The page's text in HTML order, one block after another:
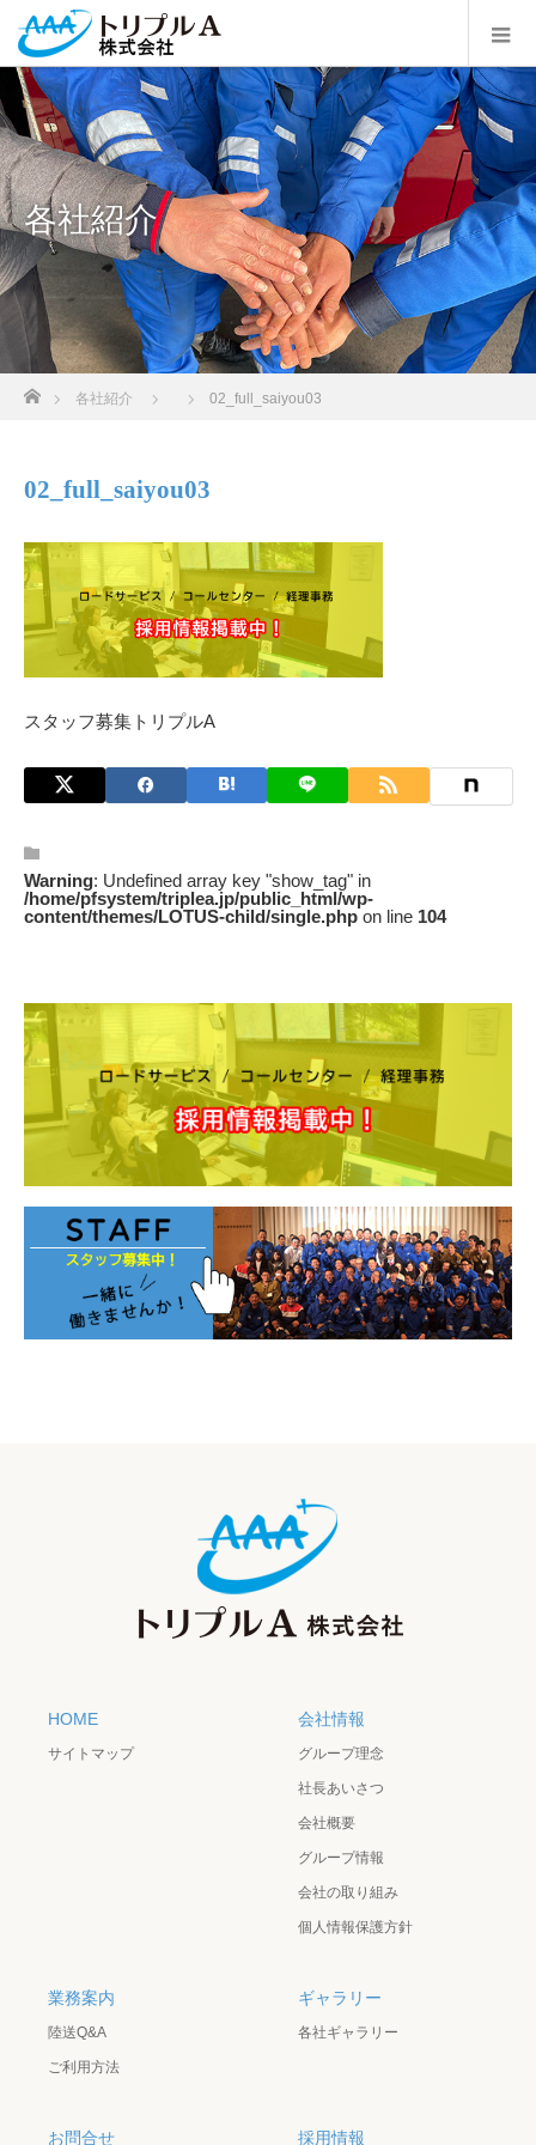
各社紹介
ホーム
各社紹介 02_full_saiyou03
02_full_saiyou03
スタッフ募集トリプルA
Warning: Undefined array key "show_tag" in
/home/pfsystem/triplea.jp/public_html/wp-
content/themes/LOTUS-child/single.php on line 104
HOME
サイトマップ
会社情報
グループ理念
社長あいさつ
会社概要
グループ情報
会社の取り組み
個人情報保護方針
業務案内
陸送Q&A
ご利用方法
ギャラリー
各社ギャラリー
お問合せ 採用情報